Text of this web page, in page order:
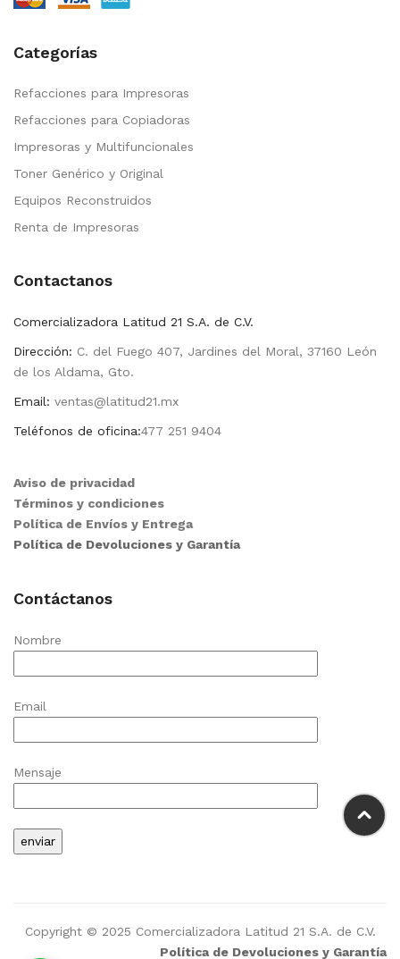
Categorías
Refacciones para Impresoras
Refacciones para Copiadoras
Impresoras y Multifuncionales
Toner Genérico y Original
Equipos Reconstruidos
Renta de Impresoras
Contactanos
Comercializadora Latitud 21 S.A. de C.V.
Dirección: C. del Fuego 407, Jardines del Moral, 37160 León
de los Aldama, Gto.
Email: ventas@latitud21.mx
Teléfonos de oficina:477 251 9404
Aviso de privacidad
Términos y condiciones
Política de Envíos y Entrega
Política de Devoluciones y Garantía
Contáctanos
Nombre
Email
Mensaje
Copyright © 2025 Comercializadora Latitud 21 S.A. de C.V.
Política de Devoluciones y Garantía